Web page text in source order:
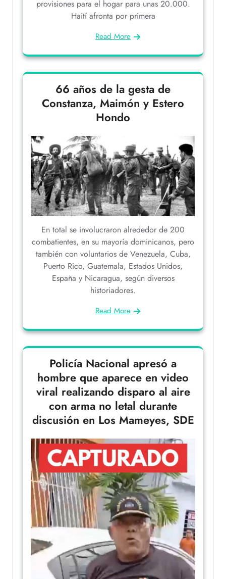
provisiones para el hogar para unas 20.000.
Haití afronta por primera
Read More
66 años de la gesta de
Constanza, Maimón y Estero
Hondo
En total se involucraron alrededor de 200
combatientes, en su mayoría dominicanos, pero
también con voluntarios de Venezuela, Cuba,
Puerto Rico, Guatemala, Estados Unidos,
España y Nicaragua, según diversos
historiadores.
Read More
Policía Nacional apresó a
hombre que aparece en video
viral realizando disparo al aire
con arma no letal durante
discusión en Los Mameyes, SDE